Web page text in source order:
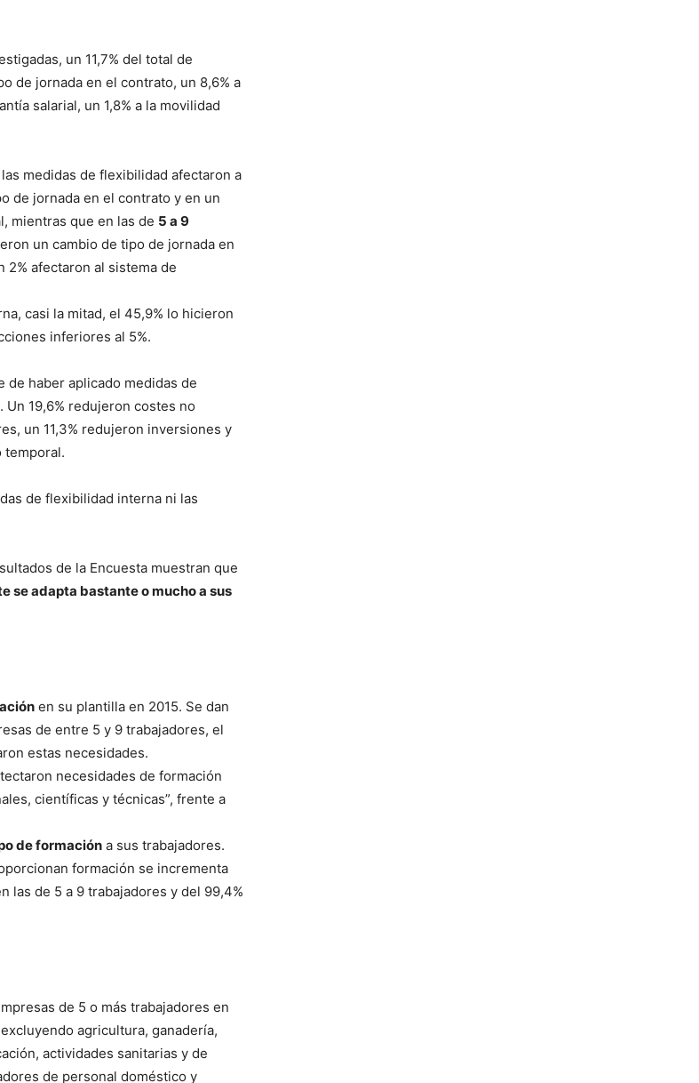
un 11,7% del total de
de jornada en el contrato, un 8,6% a
salarial, un 1,8% a la movilidad
medidas de flexibilidad afectaron a
de jornada en el contrato y en un
mientras que en las de 5 a 9
un cambio de tipo de jornada en
2% afectaron al sistema de
casi la mitad, el 45,9% lo hicieron
inferiores al 5%.
de haber aplicado medidas de
19,6% redujeron costes no
un 11,3% redujeron inversiones y
temporal.
de flexibilidad interna ni las
de la Encuesta muestran que
se adapta bastante o mucho a sus
en su plantilla en 2015. Se dan
de entre 5 y 9 trabajadores, el
estas necesidades.
necesidades de formación
científicas y técnicas”, frente a
de formación a sus trabajadores.
formación se incrementa
las de 5 a 9 trabajadores y del 99,4%
de 5 o más trabajadores en
agricultura, ganadería,
actividades sanitarias y de
de personal doméstico y